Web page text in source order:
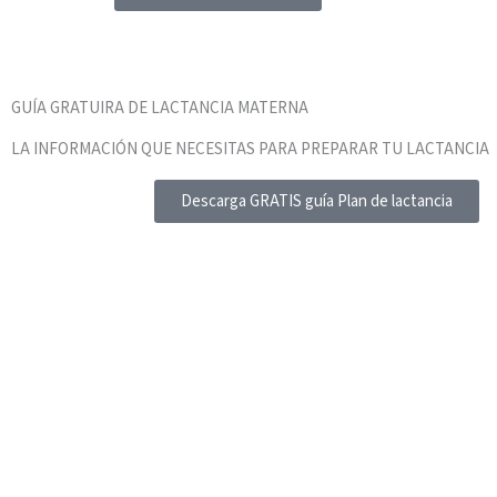
GUÍA GRATUIRA DE LACTANCIA MATERNA
LA INFORMACIÓN QUE NECESITAS PARA PREPARAR TU LACTANCIA
Descarga GRATIS guía Plan de lactancia